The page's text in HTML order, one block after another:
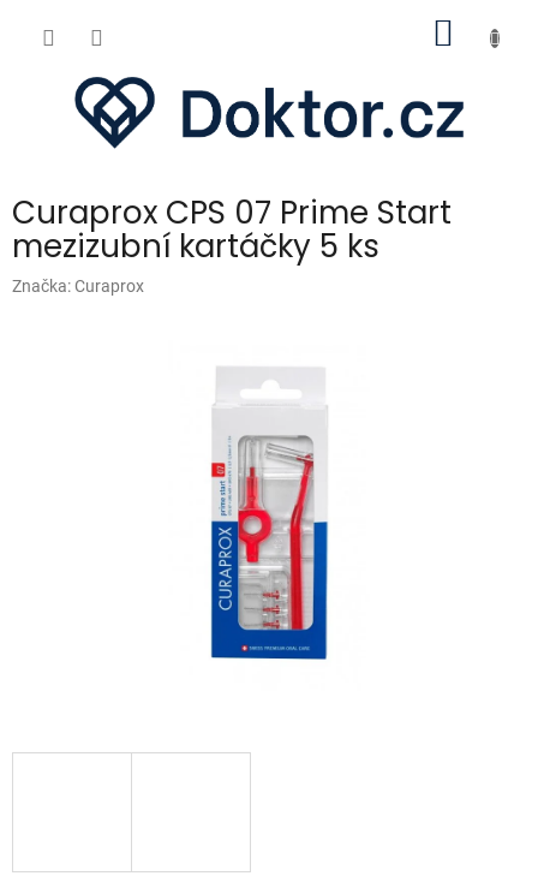
Curaprox CPS 07 Prime Start
mezizubní kartáčky 5 ks
Značka:Curaprox